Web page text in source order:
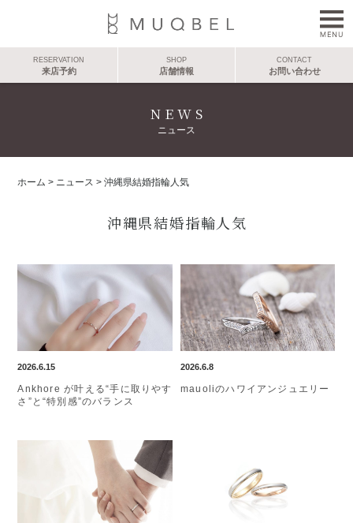
RESERVATION
来店予約
SHOP
店舗情報
CONTACT
お問い合わせ
NEWS
ニュース
ホーム > ニュース >沖縄県結婚指輪人気
沖縄県結婚指輪人気
2026.6.15
Ankhore が叶える“手に取りやす
さ”と“特別感”のバランス
2026.6.8
mauoliのハワイアンジュエリー